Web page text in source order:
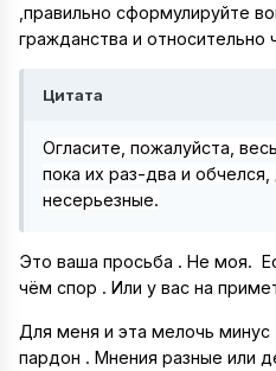
,правильно сформулируйте
гражданства и относительно
Цитата
Огласите, пожалуйста,
пока их раз-два и
несерьезные.
Это ваша просьба . Не моя.
чём спор . Или у вас на
Для меня и эта мелочь минус
пардон . Мнения разные или